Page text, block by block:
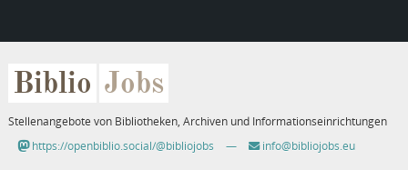
Biblio Jobs
Stellenangebote von Bibliotheken, Archiven und Informationseinrichtungen
https://openbiblio.social/@bibliojobs
— info@bibliojobs.eu